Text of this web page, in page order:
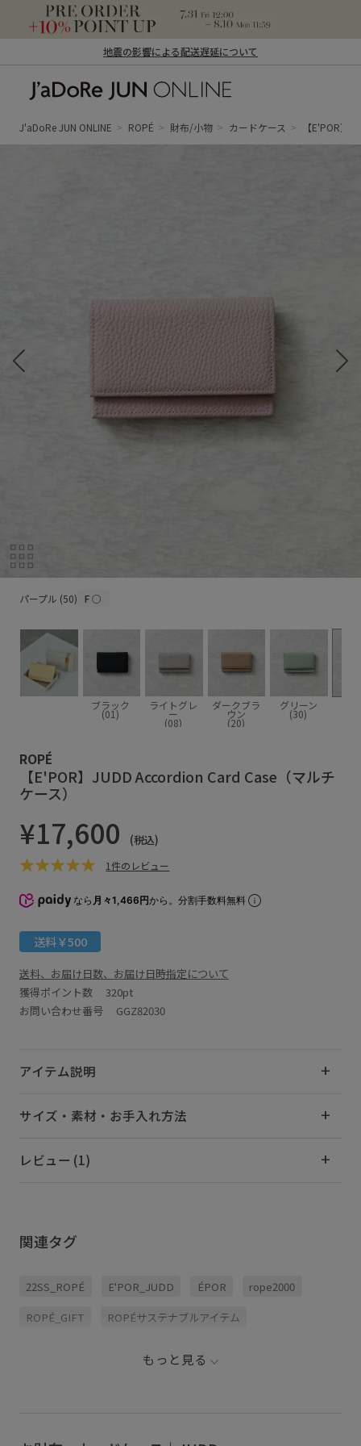
地震の影響による配送遅延について
ン オンライン）
J'aDoRe JUN ONLINE ROPÉ 財布/小物 カードケース 【E'POR】
パープル (50) F○
ブラック
(01)
ライトグレ
ー
(08)
ダークブラ
ウン
(20)
グリーン
(30)
ROPÉ
【E'POR】JUDD Accordion Card Case（マルチ
ケース）
¥17,600 (税込)
1件のレビュー
なら 月々1,466円から。分割手数料無料
送料￥500
送料、お届け日数、お届け日時指定について
獲得ポイント数 320pt
お問い合わせ番号 GGZ82030
アイテム説明
サイズ・素材・お手入れ方法
レビュー (1)
関連タグ
22SS_ROPÉ E'POR_JUDD ÉPOR rope2000
ROPÉ_GIFT ROPÉサステナブルアイテム
ミニマル ミント ユニセックス
もっと見る